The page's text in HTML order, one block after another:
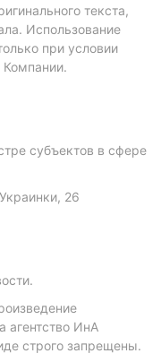
текста,
Использование
при условии
Компании.
субъектов в сфере
26
ИнА
строго запрещены.